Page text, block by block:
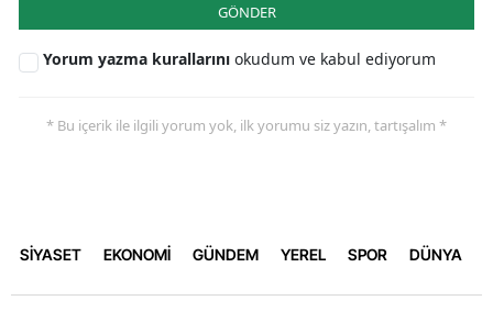
GÖNDER
Yorum yazma kurallarını okudum ve kabul ediyorum
* Bu içerik ile ilgili yorum yok, ilk yorumu siz yazın, tartışalım *
SİYASET EKONOMİ GÜNDEM YEREL SPOR DÜNYA